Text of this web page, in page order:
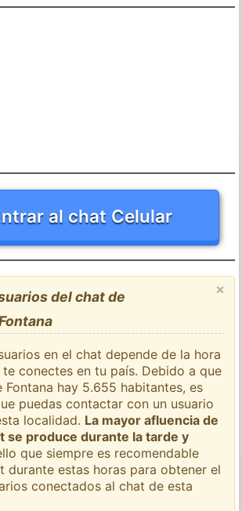
al chat Celular
×
del chat de
en el chat depende de la hora
conectes en tu país. Debido a que
Fontana hay 5.655 habitantes, es
puedas contactar con un usuario
localidad. La mayor afluencia de
se produce durante la tarde y
que siempre es recomendable
durante estas horas para obtener el
conectados al chat de esta